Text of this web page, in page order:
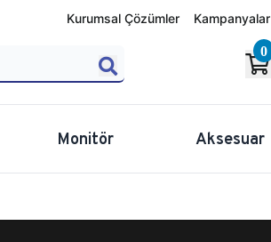
Kurumsal Çözümler Kampanyalar
0
Monitör Aksesuar